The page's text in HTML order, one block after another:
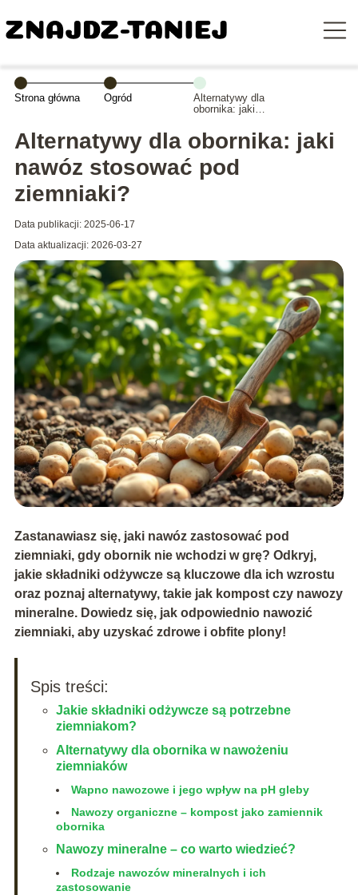
Strona główna Ogród
Alternatywy dla
obornika: jaki
pod ziemniaki?
Alternatywy dla obornika: jaki
nawóz stosować pod
ziemniaki?
Data publikacji: 2025-06-17
Data aktualizacji: 2026-03-27
Zastanawiasz się, jaki nawóz zastosować pod
ziemniaki, gdy obornik nie wchodzi w grę? Odkryj,
jakie składniki odżywcze są kluczowe dla ich wzrostu
oraz poznaj alternatywy, takie jak kompost czy nawozy
mineralne. Dowiedz się, jak odpowiednio nawozić
ziemniaki, aby uzyskać zdrowe i obfite plony!
Spis treści:
Jakie składniki odżywcze są potrzebne
ziemniakom?
Alternatywy dla obornika w nawożeniu
ziemniaków
Wapno nawozowe i jego wpływ na pH gleby
Nawozy organiczne – kompost jako zamiennik
obornika
Nawozy mineralne – co warto wiedzieć?
Rodzaje nawozów mineralnych i ich
zastosowanie